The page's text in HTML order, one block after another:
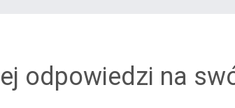
odpowiedzi na